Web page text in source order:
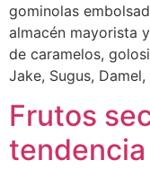
gominolas
almacén mayorista
de caramelos,
Jake, Sugus,
Frutos
tendencia